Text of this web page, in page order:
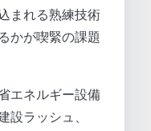
まれる熟練技術
かが喫緊の課題
エネルギー設備
設ラッシュ、